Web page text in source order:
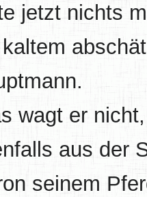
jetzt nichts
wagt er
aus der
seinem